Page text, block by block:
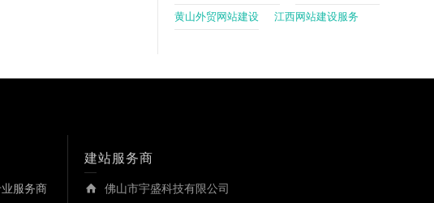
黄山外贸网站建设 江西网站建设服务
服务商
建站服务商
佛山市宇盛科技有限公司